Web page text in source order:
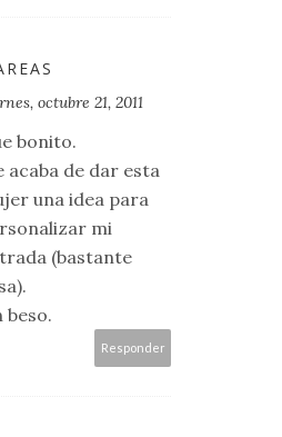
octubre 21, 2011
bonito.
acaba de dar esta
una idea para
mi
(bastante
beso.
Responder